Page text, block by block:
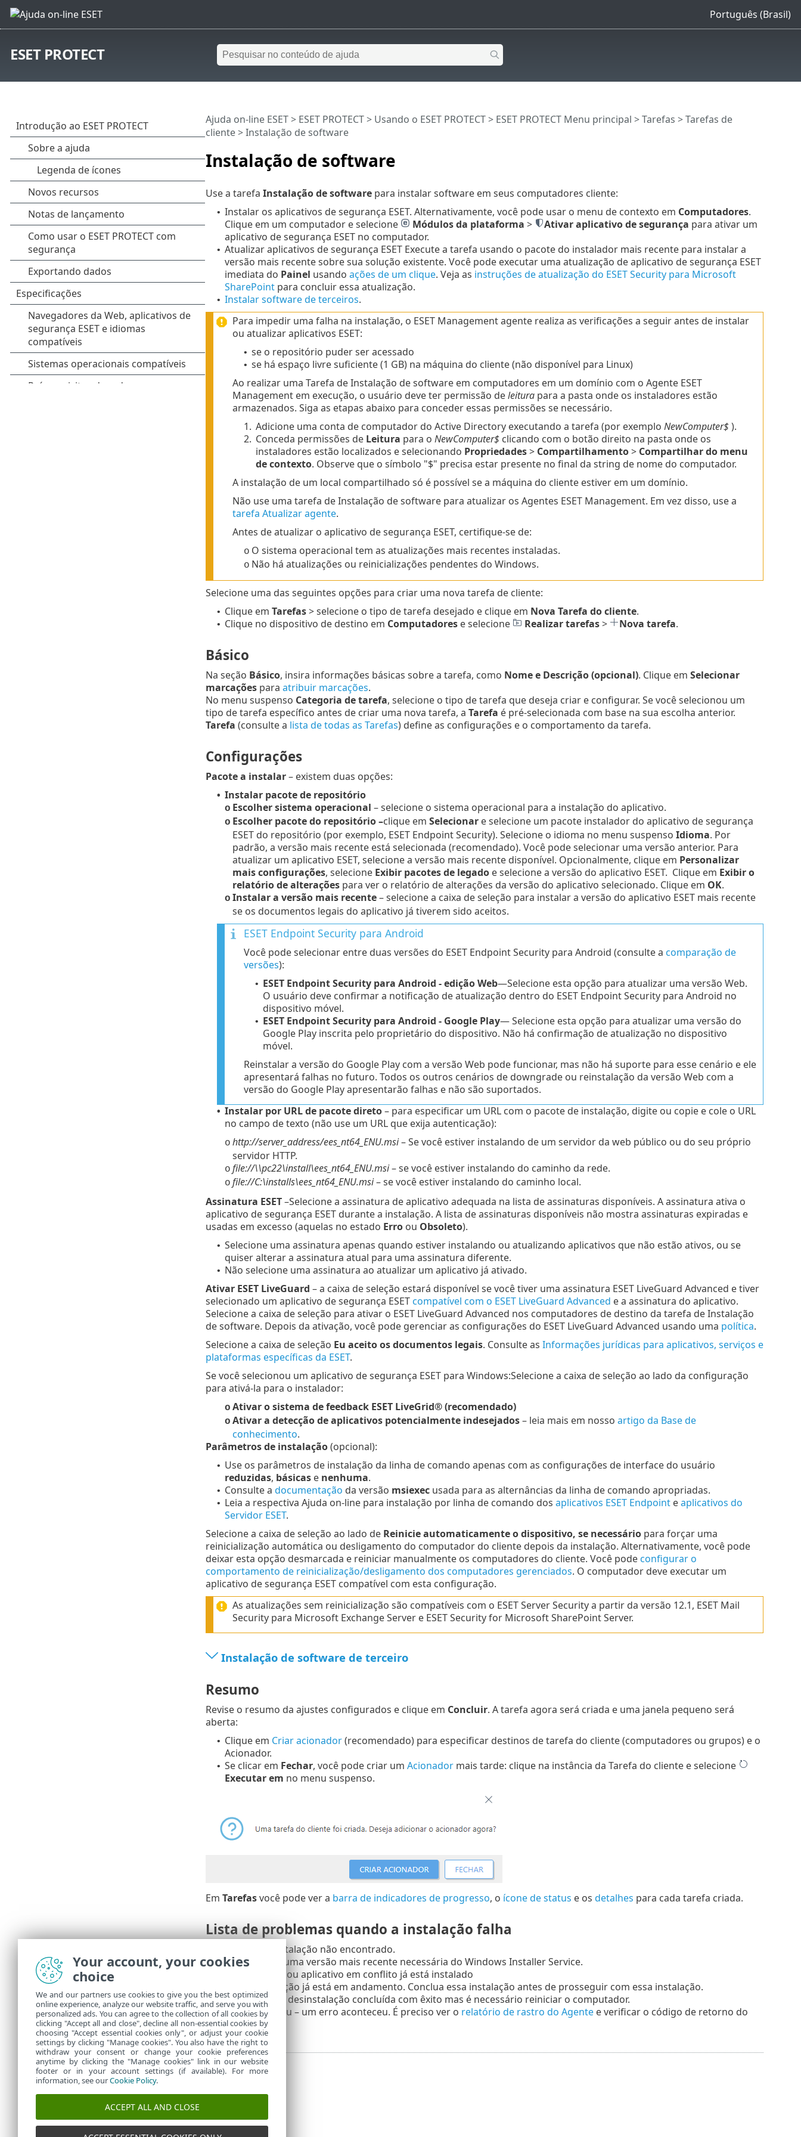
Português (Brasil)
ESET PROTECT
Instalação de software
Ajuda on-line ESET> ESET PROTECT> Usando o ESET PROTECT> ESET PROTECT Menu principal >Tarefas >Tarefas de
cliente> Instalação de software
Use a tarefa Instalação de softwarepara instalar software em seus computadores cliente:
• Instalar os aplicativos de segurança ESET. Alternativamente, você pode usar o menu de contexto em Computadores.
Clique em um computador e selecione
Módulos da plataforma > Ativar aplicativo de segurança para ativar um
aplicativo de segurança ESET no computador.
• Atualizar aplicativos de segurança ESET Execute a tarefa usando o pacote do instalador mais recente para instalar a
versão mais recente sobre sua solução existente. Você pode executar uma atualização de aplicativo de segurança ESET
imediata do Painel usando ações de um clique. Veja as instruções de atualização do ESET Security para Microsoft
SharePointpara concluir essa atualização.
• Instalar software de terceiros.
Para impedir uma falha na instalação, o ESET Management agente realiza as verificações a seguir antes de instalar
ou atualizar aplicativos ESET:
• se o repositório puder ser acessado
• se há espaço livre suficiente (1 GB) na máquina do cliente (não disponível para Linux)
Ao realizar uma Tarefa de Instalação de software em computadores em um domínio com o Agente ESET
Management em execução, o usuário deve ter permissão deleiturapara a pasta onde os instaladores estão
armazenados. Siga as etapas abaixo para conceder essas permissões se necessário.
1. Adicione uma conta de computador do Active Directory executando a tarefa (por exemplo NewComputer$).
2. Conceda permissões de Leitura para o NewComputer$clicando com o botão direito na pasta onde os
instaladores estão localizados e selecionando Propriedades> Compartilhamento> Compartilhar do menu
de contexto. Observe que o símbolo "$" precisa estar presente no final da string de nome do computador.
A instalação de um local compartilhado só é possível se a máquina do cliente estiver em um domínio.
Não use uma tarefa de Instalação de software para atualizar os Agentes ESET Management. Em vez disso, use a
tarefa Atualizar agente.
Antes de atualizar o aplicativo de segurança ESET, certifique-se de:
o O sistema operacional tem as atualizações mais recentes instaladas.
o Não há atualizações ou reinicializações pendentes do Windows.
Selecione uma das seguintes opções para criar uma nova tarefa de cliente:
• Clique em Tarefas> selecione o tipo de tarefa desejado e clique em Nova Tarefa do cliente.
• Clique no dispositivo de destino em Computadorese selecione Realizar tarefas> Nova tarefa.
Básico
Na seção Básico, insira informações básicas sobre a tarefa, como Nome e Descrição (opcional). Clique em Selecionar
marcaçõespara atribuir marcações.
No menu suspenso Categoria de tarefa, selecione o tipo de tarefa que deseja criar e configurar. Se você selecionou um
tipo de tarefa específico antes de criar uma nova tarefa, a Tarefa é pré-selecionada com base na sua escolha anterior.
Tarefa (consulte a lista de todas as Tarefas) define as configurações e o comportamento da tarefa.
Configurações
Pacote a instalar– existem duas opções:
• Instalar pacote de repositório
o Escolher sistema operacional – selecione o sistema operacional para a instalação do aplicativo.
o Escolher pacote do repositório –clique em Selecionare selecione um pacote instalador do aplicativo de segurança
ESET do repositório (por exemplo, ESET Endpoint Security). Selecione o idioma no menu suspenso Idioma. Por
padrão, a versão mais recente está selecionada (recomendado). Você pode selecionar uma versão anterior. Para
atualizar um aplicativo ESET, selecione a versão mais recente disponível. Opcionalmente, clique em Personalizar
mais configurações, selecione Exibir pacotes de legadoe selecione a versão do aplicativo ESET. Clique em Exibir o
relatório de alteraçõespara ver o relatório de alterações da versão do aplicativo selecionado. Clique em OK.
o Instalar a versão mais recente– selecione a caixa de seleção para instalar a versão do aplicativo ESET mais recente
se os documentos legais do aplicativo já tiverem sido aceitos.
ESET Endpoint Security para Android
Você pode selecionar entre duas versões do ESET Endpoint Security para Android (consulte a comparação de
versões):
• ESET Endpoint Security para Android - edição Web—Selecione esta opção para atualizar uma versão Web.
O usuário deve confirmar a notificação de atualização dentro do ESET Endpoint Security para Android no
dispositivo móvel.
• ESET Endpoint Security para Android - Google Play— Selecione esta opção para atualizar uma versão do
Google Play inscrita pelo proprietário do dispositivo. Não há confirmação de atualização no dispositivo
móvel.
Reinstalar a versão do Google Play com a versão Web pode funcionar, mas não há suporte para esse cenário e ele
apresentará falhas no futuro. Todos os outros cenários de downgrade ou reinstalação da versão Web com a
versão do Google Play apresentarão falhas e não são suportados.
• Instalar por URL de pacote direto– para especificar um URL com o pacote de instalação, digite ou copie e cole o URL
no campo de texto (não use um URL que exija autenticação):
o http://server_address/ees_nt64_ENU.msi– Se você estiver instalando de um servidor da web público ou do seu próprio
servidor HTTP.
o file://\\pc22\install\ees_nt64_ENU.msi– se você estiver instalando do caminho da rede.
o file://C:\installs\ees_nt64_ENU.msi– se você estiver instalando do caminho local.
Assinatura ESET–Selecione a assinatura de aplicativo adequada na lista de assinaturas disponíveis. A assinatura ativa o
aplicativo de segurança ESET durante a instalação. A lista de assinaturas disponíveis não mostra assinaturas expiradas e
usadas em excesso (aquelas no estado Erroou Obsoleto).
• Selecione uma assinatura apenas quando estiver instalando ou atualizando aplicativos que não estão ativos, ou se
quiser alterar a assinatura atual para uma assinatura diferente.
• Não selecione uma assinatura ao atualizar um aplicativo já ativado.
Ativar ESET LiveGuard – a caixa de seleção estará disponível se você tiver uma assinatura ESET LiveGuard Advanced e tiver
selecionado um aplicativo de segurança ESETcompatível com o ESET LiveGuard Advanced e a assinatura do aplicativo.
Selecione a caixa de seleção para ativar o ESET LiveGuard Advanced nos computadores de destino da tarefa de Instalação
de software. Depois da ativação, você pode gerenciar as configurações do ESET LiveGuard Advanced usando uma política.
Selecione a caixa de seleção Eu aceito os documentos legais. Consulte as Informações jurídicas para aplicativos, serviços e
plataformas específicas da ESET.
Se você selecionou um aplicativo de segurança ESET para Windows:Selecione a caixa de seleção ao lado da configuração
para ativá-la para o instalador:
o Ativar o sistema de feedback ESET LiveGrid® (recomendado)
o Ativar a detecção de aplicativos potencialmente indesejados– leia mais em nosso artigo da Base de
conhecimento.
Parâmetros de instalação(opcional):
• Use os parâmetros de instalação da linha de comando apenas com as configurações de interface do usuário
reduzidas, básicase nenhuma.
• Consulte a documentação da versão msiexecusada para as alternâncias da linha de comando apropriadas.
• Leia a respectiva Ajuda on-line para instalação por linha de comando dos aplicativos ESET Endpointeaplicativos do
Servidor ESET.
Selecione a caixa de seleção ao lado de Reinicie automaticamente o dispositivo, se necessáriopara forçar uma
reinicialização automática ou desligamento do computador do cliente depois da instalação. Alternativamente, você pode
deixar esta opção desmarcada e reiniciar manualmente os computadores do cliente. Você podeconfigurar o
comportamento de reinicialização/desligamento dos computadores gerenciados. O computador deve executar um
aplicativo de segurança ESET compatível com esta configuração.
As atualizações sem reinicialização são compatíveis com o ESET Server Security a partir da versão 12.1, ESET Mail
Security para Microsoft Exchange Server e ESET Security for Microsoft SharePoint Server.
Instalação de software de terceiro
Resumo
Revise o resumo da ajustes configurados e clique em Concluir. A tarefa agora será criada e uma janela pequeno será
aberta:
• Clique em Criar acionador(recomendado) para especificar destinos de tarefa do cliente (computadores ou grupos) e o
Acionador.
• Se clicar em Fechar, você pode criar um Acionadormais tarde: clique na instância da Tarefa do cliente e selecione
Executar em no menu suspenso.
Em Tarefasvocê pode ver a barra de indicadores de progresso, o ícone de status e os detalhes para cada tarefa criada.
Lista de problemas quando a instalação falha
Pacote de instalação não encontrado.
• É preciso ter uma versão mais recente necessária do Windows Installer Service.
Outra versão ou aplicativo em conflito já está instalado
Outra instalação já está em andamento. Conclua essa instalação antes de prosseguir com essa instalação.
• Instalação ou desinstalação concluída com êxito mas é necessário reiniciar o computador.
• A tarefa falhou – um erro aconteceu. É preciso ver o relatório de rastro do Agentee verificar o código de retorno do
instalador.
Your account, your cookies
choice
We and our partners use cookies to give you the best optimized
online experience, analyze our website traffic, and serve you with
personalized ads. You can agree to the collection of all cookies by
clicking "Accept all and close", decline all non-essential cookies by
choosing "Accept essential cookies only", or adjust your cookie
settings by clicking "Manage cookies". You also have the right to
withdraw your consent or change your cookie preferences
anytime by clicking the "Manage cookies" link in our website
footer or in your account settings (if available). For more
information, see ourCookie Policy.
ACCEPT ALL AND CLOSE